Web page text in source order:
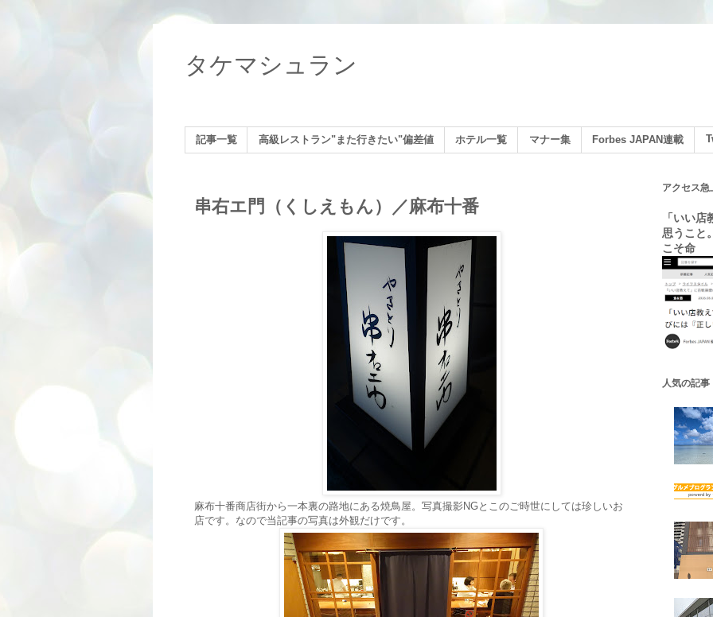
タケマシュラン
記事一覧 高級レストラン"また行きたい"偏差値 ホテル一覧 マナー集 Forbes JAPAN連載
串右エ門（くしえもん）／麻布十番
麻布十番商店街から一本裏の路地にある焼鳥屋。写真撮影NGとこのご時世にしては珍しいお
店です。なので当記事の写真は外観だけです。
アクセス急
「いい
思うこと
こそ命
人気の記事